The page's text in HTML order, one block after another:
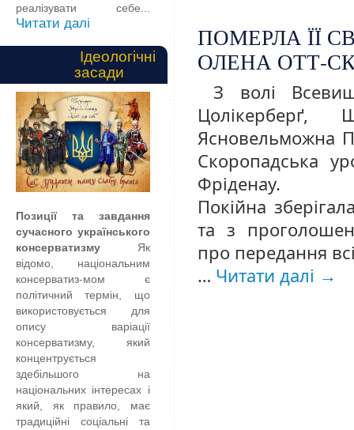
ПОМЕРЛА ЇЇ
ОЛЕНА ОТТ-
З волі
Цолікерберґ,
Ясновельможна
Скоропадська
Фріденау.
Покійна
та з
про передання
… Читати далі →
реалізувати себе...
Читати далі
Ідеологічні
засади
Позиції та завдання
сучасного українського
консерватизму Як
відомо, національним
консерватиз-мом є
політичний термін, що
використовується для
опису варіації
консерватизму, який
концентрується
здебільшого на
національних інтересах і
який, як правило, має
традиційні соціальні та